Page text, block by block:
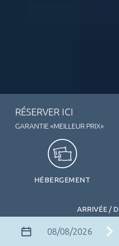
RÉSERVER ICI
GARANTIE «MEILLEUR PRIX»
HÉBERGEMENT
ARRIVÉE /